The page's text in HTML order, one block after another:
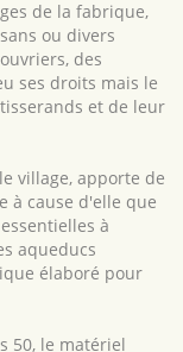
de la fabrique,
ou divers
des
ses droits mais le
et de leur
village, apporte de
à cause d'elle que
à
aqueducs
élaboré pour
50, le matériel